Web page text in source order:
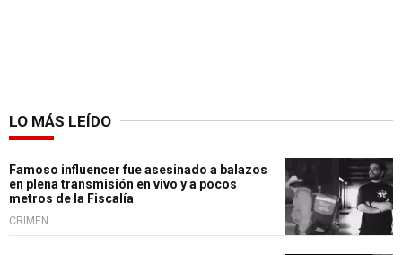
LO MÁS LEÍDO
Famoso influencer fue asesinado a balazos
en plena transmisión en vivo y a pocos
metros de la Fiscalía
CRIMEN